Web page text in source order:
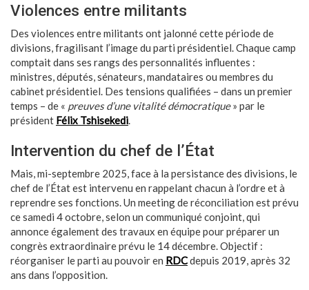
Violences entre militants
Des violences entre militants ont jalonné cette période de
divisions, fragilisant l’image du parti présidentiel. Chaque camp
comptait dans ses rangs des personnalités influentes :
ministres, députés, sénateurs, mandataires ou membres du
cabinet présidentiel. Des tensions qualifiées – dans un premier
temps – de « preuves d’une vitalité démocratique» par le
président Félix Tshisekedi.
Intervention du chef de l’État
Mais, mi-septembre 2025, face à la persistance des divisions, le
chef de l’État est intervenu en rappelant chacun à l’ordre et à
reprendre ses fonctions. Un meeting de réconciliation est prévu
ce samedi 4 octobre, selon un communiqué conjoint, qui
annonce également des travaux en équipe pour préparer un
congrès extraordinaire prévu le 14 décembre. Objectif :
réorganiser le parti au pouvoir en RDCdepuis 2019, après 32
ans dans l’opposition.